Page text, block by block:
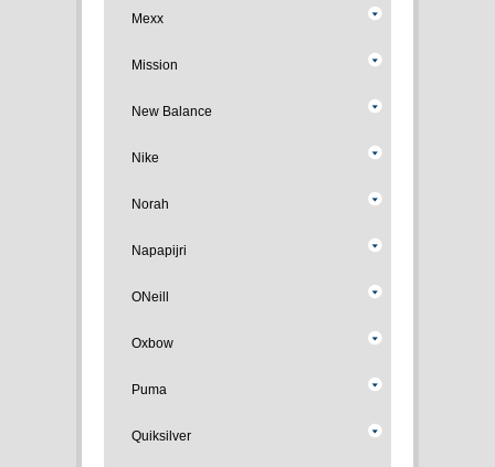
Mexx
Mission
New Balance
Nike
Norah
Napapijri
ONeill
Oxbow
Puma
Quiksilver